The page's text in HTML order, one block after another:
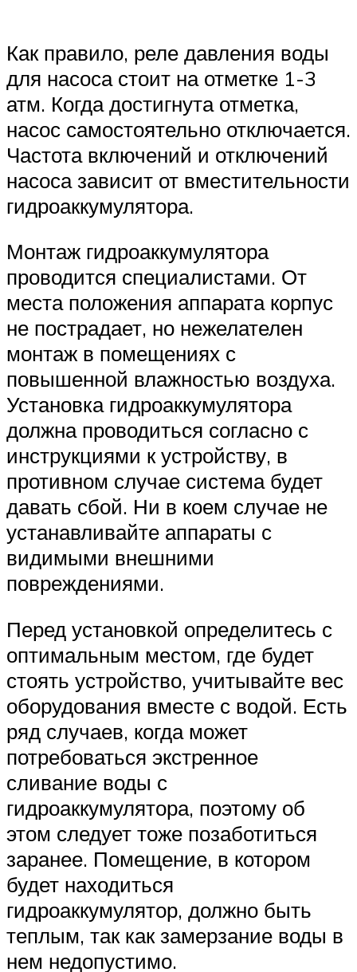
Как правило, реле давления воды
для насоса стоит на отметке 1-3
атм. Когда достигнута отметка,
насос самостоятельно отключается.
Частота включений и отключений
насоса зависит от вместительности
гидроаккумулятора.
Монтаж гидроаккумулятора
проводится специалистами. От
места положения аппарата корпус
не пострадает, но нежелателен
монтаж в помещениях с
повышенной влажностью воздуха.
Установка гидроаккумулятора
должна проводиться согласно с
инструкциями к устройству, в
противном случае система будет
давать сбой. Ни в коем случае не
устанавливайте аппараты с
видимыми внешними
повреждениями.
Перед установкой определитесь с
оптимальным местом, где будет
стоять устройство, учитывайте вес
оборудования вместе с водой. Есть
ряд случаев, когда может
потребоваться экстренное
сливание воды с
гидроаккумулятора, поэтому об
этом следует тоже позаботиться
заранее. Помещение, в котором
будет находиться
гидроаккумулятор, должно быть
теплым, так как замерзание воды в
нем недопустимо.